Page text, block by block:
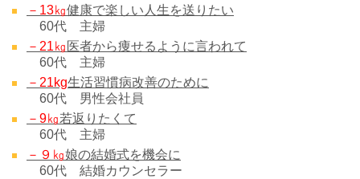
－13㎏健康で楽しい人生を送りたい
60代 主婦
－21㎏ 医者から痩せるように言われて
60代 主婦
－21kg生活習慣病改善のために
60代 男性会社員
－9㎏若返りたくて
60代 主婦
－９㎏娘の結婚式を機会に
60代 結婚カウンセラー